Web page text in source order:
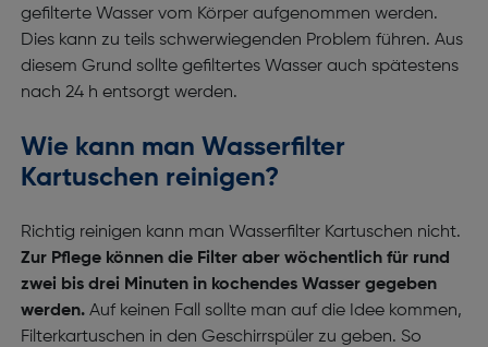
gefilterte Wasser vom Körper aufgenommen werden.
Dies kann zu teils schwerwiegenden Problem führen. Aus
diesem Grund sollte gefiltertes Wasser auch spätestens
nach 24 h entsorgt werden.
Wie kann man Wasserfilter
Kartuschen reinigen?
Richtig reinigen kann man Wasserfilter Kartuschen nicht.
Zur Pflege können die Filter aber wöchentlich für rund
zwei bis drei Minuten in kochendes Wasser gegeben
werden.Auf keinen Fall sollte man auf die Idee kommen,
Filterkartuschen in den Geschirrspüler zu geben. So